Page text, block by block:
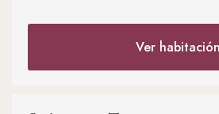
Ver habitación